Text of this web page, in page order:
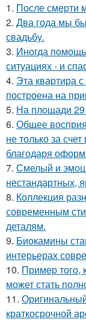
1. После смерти
2. Два года мы
свадьбу.
3. Иногда
ситуациях - и
4. Эта квартира
построена на
5. На площади 29
6. Общее
не только за
благодаря
7. Смелый и
нестандартных,
8. Коллекция
современным
деталям.
9. Биокамины
интерьерах
10. Пример того,
может стать
11.
краткосрочной